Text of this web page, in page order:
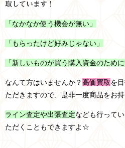
取しています！
「なかなか使う機会が無い」
「もらったけど好みじゃない」
「新しいものが買う購入資金のため
なんて方はいませんか？高価買取を
ただきますので、是非一度商品をお
ライン査定や出張査定なども行って
ただくこともできますよ☆